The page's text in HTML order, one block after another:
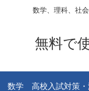
数学、理科、社
無料で
数学 高校入試対策・